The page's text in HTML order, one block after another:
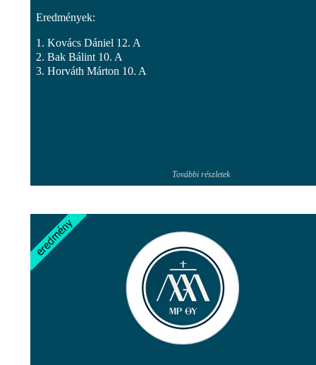
Eredmények:
1. Kovács Dániel 12. A
2. Bak Bálint 10. A
3. Horváth Márton 10. A
További részletek